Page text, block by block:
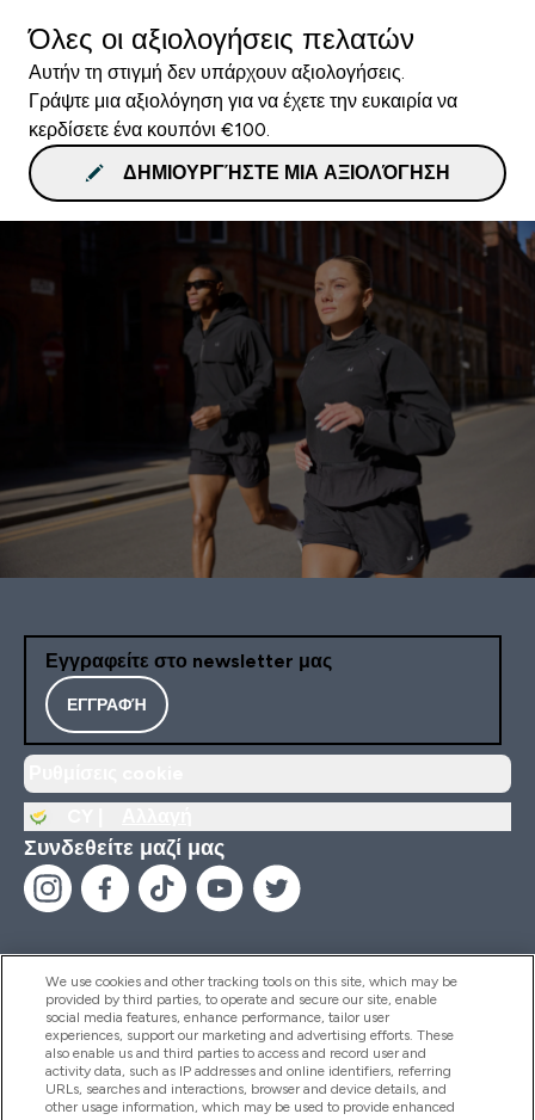
Όλες οι αξιολογήσεις πελατών
Αυτήν τη στιγμή δεν υπάρχουν αξιολογήσεις.
Γράψτε μια αξιολόγηση για να έχετε την ευκαιρία να
κερδίσετε ένα κουπόνι €100.
ΔΗΜΙΟΥΡΓΉΣΤΕ ΜΙΑ ΑΞΙΟΛΌΓΗΣΗ
Εγγραφείτε στο newsletter μας
ΕΓΓΡΑΦΉ
Συνδεθείτε μαζί μας
Βοήθεια & Πληροφορίες
Προϊόντα
We use cookies and other tracking tools on this site, which may be
provided by third parties, to operate and secure our site, enable
social media features, enhance performance, tailor user
experiences, support our marketing and advertising efforts. These
also enable us and third parties to access and record user and
activity data, such as IP addresses and online identifiers, referring
URLs, searches and interactions, browser and device details, and
other usage information, which may be used to provide enhanced